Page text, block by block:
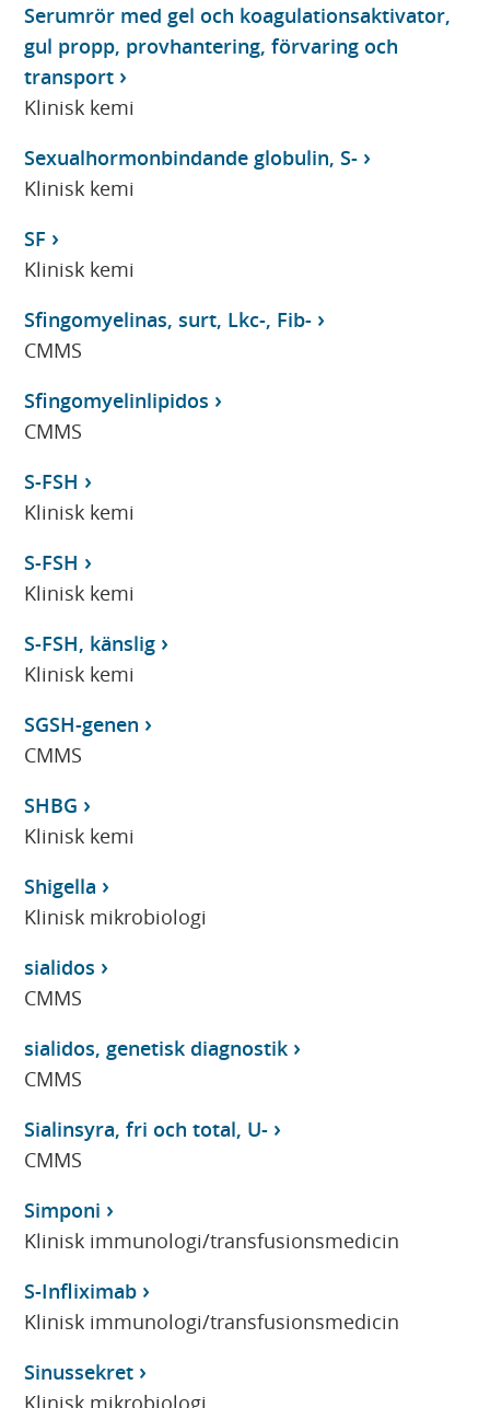
Serumrör med gel och koagulationsaktivator,
gul propp, provhantering, förvaring och
transport
Klinisk kemi
Sexualhormonbindande globulin, S-
Klinisk kemi
SF
Klinisk kemi
Sfingomyelinas, surt, Lkc-, Fib-
CMMS
Sfingomyelinlipidos
CMMS
S-FSH
Klinisk kemi
S-FSH
Klinisk kemi
S-FSH, känslig
Klinisk kemi
SGSH-genen
CMMS
SHBG
Klinisk kemi
Shigella
Klinisk mikrobiologi
sialidos
CMMS
sialidos, genetisk diagnostik
CMMS
Sialinsyra, fri och total, U-
CMMS
Simponi
Klinisk immunologi/transfusionsmedicin
S-Infliximab
Klinisk immunologi/transfusionsmedicin
Sinussekret
Klinisk mikrobiologi